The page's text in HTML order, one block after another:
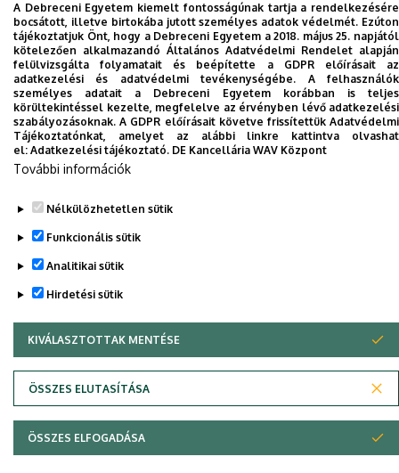
Dolgozói adatmódosítás igénylése a DE
telefonkönyvében|Külső személyek rögzítése a
DE telefonkönyvében| Súgó|Hibabejelentés
A Debreceni Egyetem kiemelt fontosságúnak tartja a rendelkezésére
bocsátott, illetve birtokába jutott személyes adatok védelmét. Ezúton
tájékoztatjuk Önt, hogy a Debreceni Egyetem a 2018. május 25. napjától
kötelezően alkalmazandó Általános Adatvédelmi Rendelet alapján
felülvizsgálta folyamatait és beépítette a GDPR előírásait az
adatkezelési és adatvédelmi tevékenységébe. A felhasználók
személyes adatait a Debreceni Egyetem korábban is teljes
körültekintéssel kezelte, megfelelve az érvényben lévő adatkezelési
szabályozásoknak. A GDPR előírásait követve frissítettük Adatvédelmi
Tájékoztatónkat, amelyet az alábbi linkre kattintva olvashat
el: Adatkezelési tájékoztató. DE Kancellária WAV Központ
További információk
Nélkülözhetetlen sütik
Funkcionális sütik
Analitikai sütik
Hirdetési sütik
KIVÁLASZTOTTAK MENTÉSE
ÖSSZES ELUTASÍTÁSA
WITHDRAW CONSENT
ÖSSZES ELFOGADÁSA